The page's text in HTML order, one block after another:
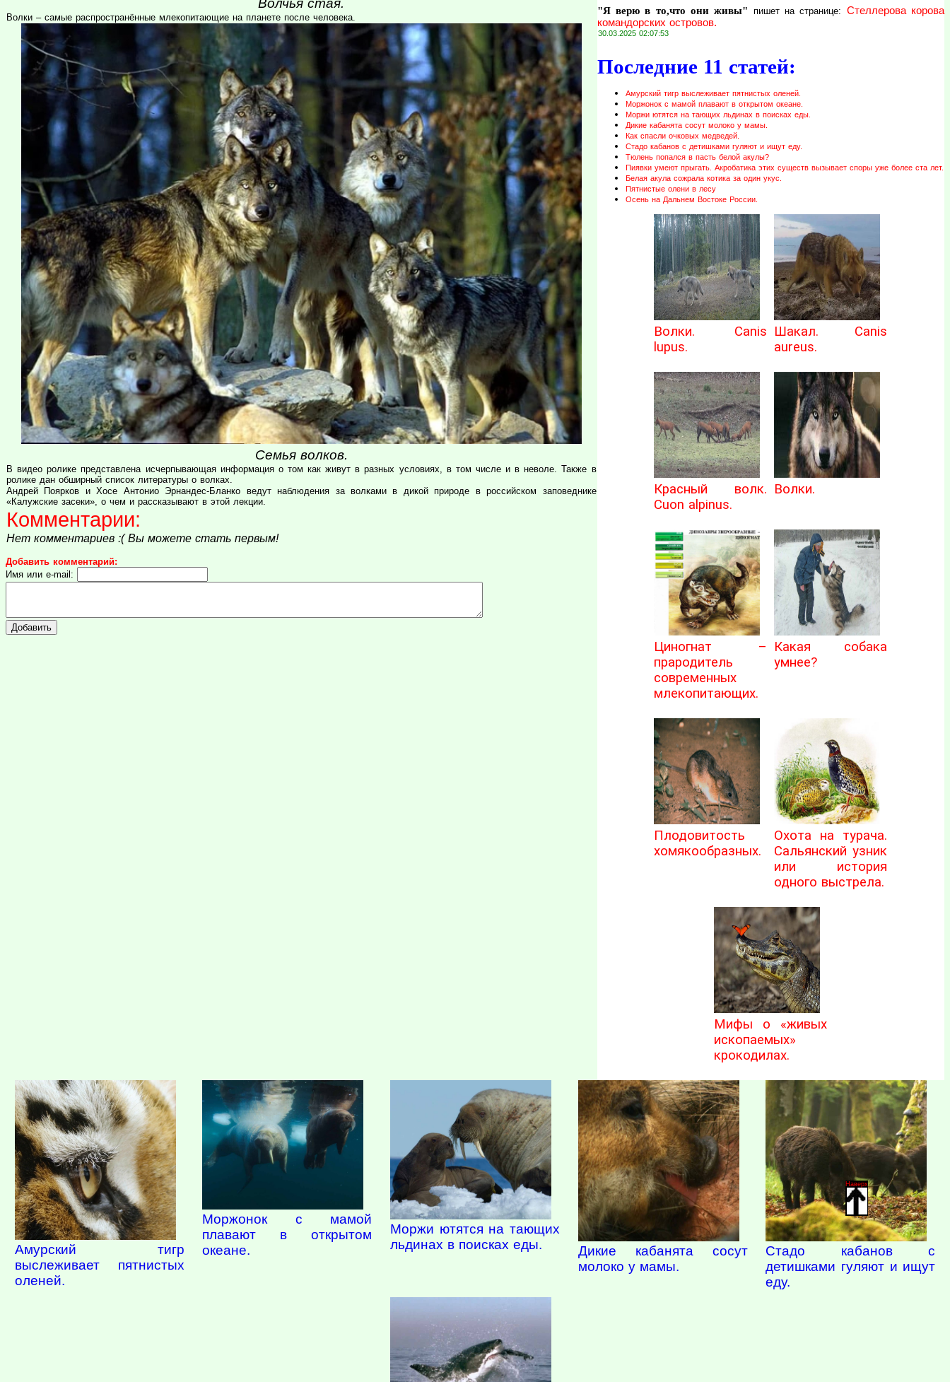
Волчья стая.
Волки – самые распространённые млекопитающие на планете после человека.
Семья волков.
В видео ролике представлена исчерпывающая информация о том как живут в разных условиях, в том числе и в неволе. Также в
ролике дан обширный список литературы о волках.
Андрей Поярков и Хосе Антонио Эрнандес-Бланко ведут наблюдения за волками в дикой природе в российском заповеднике
«Калужские засеки», о чем и рассказывают в этой лекции.
Комментарии:
Нет комментариев :( Вы можете стать первым!
Добавить комментарий:
Имя или e-mail:
"Я верю в то,что они живы" пишет на странице: Стеллерова корова
командорских островов.
30.03.2025 02:07:53
Последние 11 статей:
Амурский тигр выслеживает пятнистых оленей.
Моржонок с мамой плавают в открытом океане.
Моржи ютятся на тающих льдинах в поисках еды.
Дикие кабанята сосут молоко у мамы.
Как спасли очковых медведей.
Стадо кабанов с детишками гуляют и ищут еду.
Тюлень попался в пасть белой акулы?
Пиявки умеют прыгать. Акробатика этих существ вызывает споры уже более ста лет.
Белая акула сожрала котика за один укус.
Пятнистые олени в лесу
Осень на Дальнем Востоке России.
Волки. Canis
lupus.
Шакал. Canis
aureus.
Красный волк.
Cuon alpinus.
Волки.
Циногнат –
прародитель
современных
млекопитающих.
Какая собака
умнее?
Плодовитость
хомякообразных.
Охота на турача.
Сальянский узник
или история
одного выстрела.
Мифы о «живых
ископаемых»
крокодилах.
Амурский тигр
выслеживает пятнистых
оленей.
Моржонок с мамой
плавают в открытом
океане.
Моржи ютятся на тающих
льдинах в поисках еды.
Дикие кабанята сосут
молоко у мамы.
Стадо кабанов с
детишками гуляют и ищут
еду.
Наверх